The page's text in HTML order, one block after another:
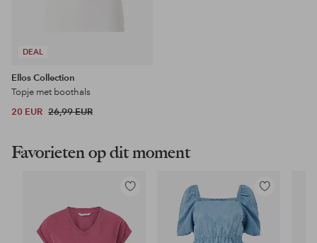
DEAL
Ellos Collection
Topje met boothals
20 EUR 26,99 EUR
Favorieten op dit moment
Toevoegen
favorieten
Toevoegen
aan
favorieten